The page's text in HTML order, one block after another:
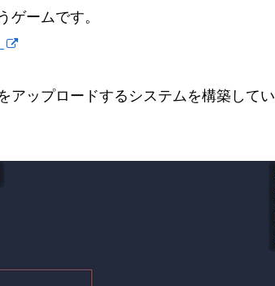
ゲームです。
アップロードするシステムを構築してい